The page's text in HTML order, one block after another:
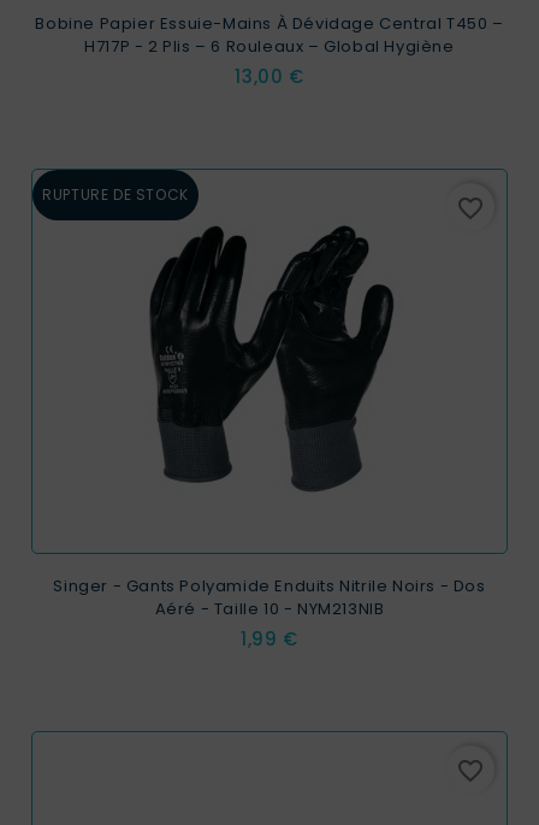
Bobine Papier Essuie-Mains À Dévidage Central T450 –
H717P - 2 Plis – 6 Rouleaux – Global Hygiène
Prix
13,00 €
RUPTURE DE STOCK favorite_border
Singer - Gants Polyamide Enduits Nitrile Noirs - Dos
Aéré - Taille 10 - NYM213NIB
Prix
1,99 €
favorite_border